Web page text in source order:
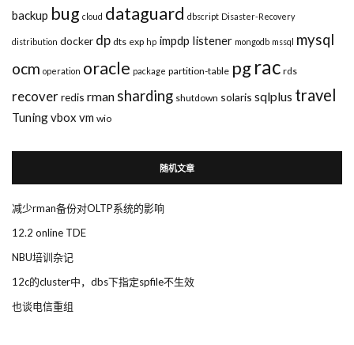
backup bug cloud dataguard dbscript Disaster-Recovery
distribution docker dp dts exp hp impdp listener mongodb mssql mysql
ocm operation oracle package partition-table pgrac rds
recover redis rman sharding shutdown solaris sqlplus travel
Tuningvbox vm wio
随机文章
减少rman备份对OLTP系统的影响
12.2 online TDE
NBU培训杂记
12c的cluster中，dbs下指定spfile不生效
也谈电信重组